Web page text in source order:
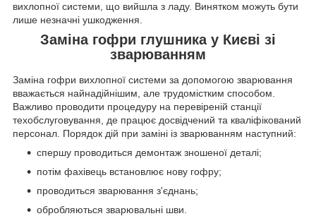
вихлопної системи, що вийшла з ладу. Винятком можуть бути
лише незначні ушкодження.
Заміна гофри глушника у Києві зі
зварюванням
Заміна гофри вихлопної системи за допомогою зварювання
вважається найнадійнішим, але трудомістким способом.
Важливо проводити процедуру на перевіреній станції
техобслуговування, де працює досвідчений та кваліфікований
персонал. Порядок дій при заміні із зварюванням наступний:
спершу проводиться демонтаж зношеної деталі;
потім фахівець встановлює нову гофру;
проводиться зварювання з'єднань;
обробляються зварювальні шви.